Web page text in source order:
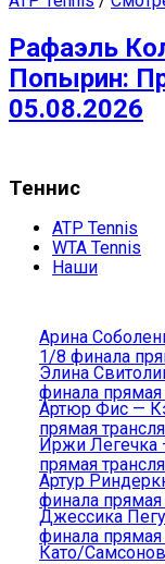
Рафаэль
Попырин:
05.08.2026
Теннис
ATP Tennis
WTA Tennis
Наши
Арина
1/8 финала
Элина
финала прямая
Артюр Фис —
прямая
Иржи Легечка
прямая
Артур
финала прямая
Джессика
финала прямая
Като/